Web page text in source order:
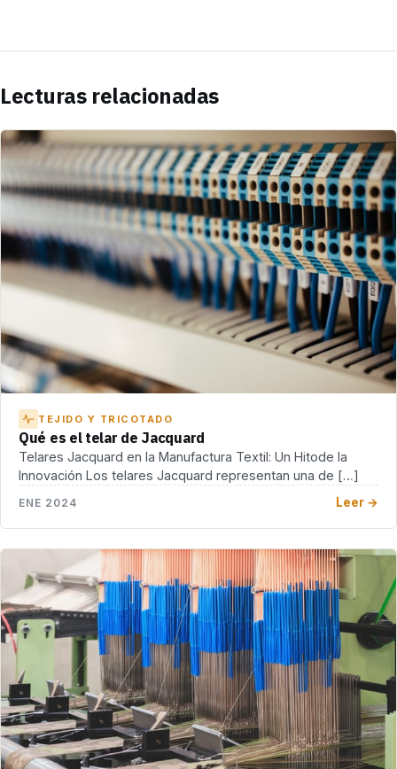
Lecturas relacionadas
TEJIDO Y TRICOTADO
Qué es el telar de Jacquard
Telares Jacquard en la Manufactura Textil: Un Hitode la
Innovación Los telares Jacquard representan una de […]
ENE 2024 Leer →